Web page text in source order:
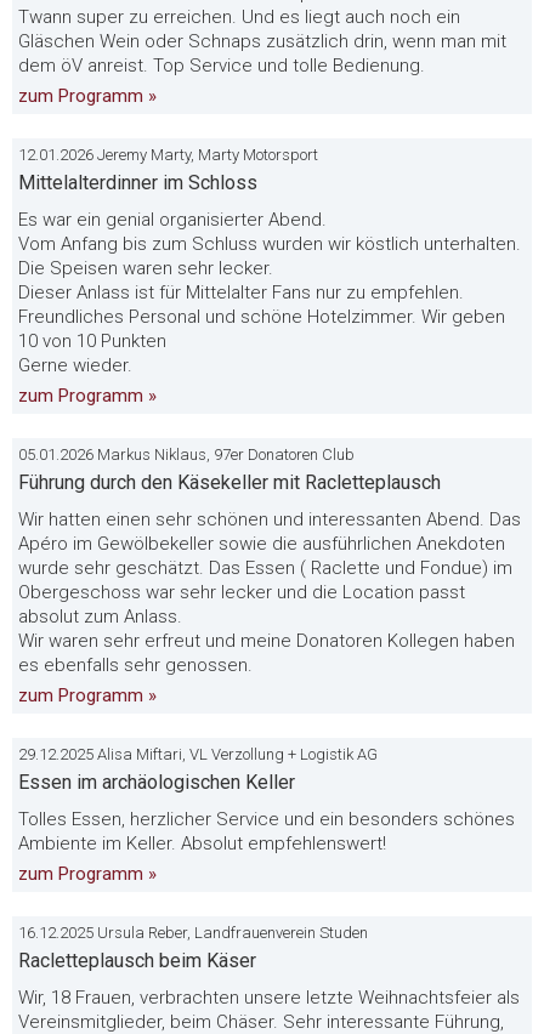
Twann super zu erreichen. Und es liegt auch noch ein
Gläschen Wein oder Schnaps zusätzlich drin, wenn man mit
dem öV anreist. Top Service und tolle Bedienung.
zum Programm »
12.01.2026 Jeremy Marty, Marty Motorsport
Mittelalterdinner im Schloss
Es war ein genial organisierter Abend.
Vom Anfang bis zum Schluss wurden wir köstlich unterhalten.
Die Speisen waren sehr lecker.
Dieser Anlass ist für Mittelalter Fans nur zu empfehlen.
Freundliches Personal und schöne Hotelzimmer. Wir geben
10 von 10 Punkten
Gerne wieder.
zum Programm »
05.01.2026 Markus Niklaus, 97er Donatoren Club
Führung durch den Käsekeller mit Racletteplausch
Wir hatten einen sehr schönen und interessanten Abend. Das
Apéro im Gewölbekeller sowie die ausführlichen Anekdoten
wurde sehr geschätzt. Das Essen ( Raclette und Fondue) im
Obergeschoss war sehr lecker und die Location passt
absolut zum Anlass.
Wir waren sehr erfreut und meine Donatoren Kollegen haben
es ebenfalls sehr genossen.
zum Programm »
29.12.2025 Alisa Miftari, VL Verzollung + Logistik AG
Essen im archäologischen Keller
Tolles Essen, herzlicher Service und ein besonders schönes
Ambiente im Keller. Absolut empfehlenswert!
zum Programm »
16.12.2025 Ursula Reber, Landfrauenverein Studen
Racletteplausch beim Käser
Wir, 18 Frauen, verbrachten unsere letzte Weihnachtsfeier als
Vereinsmitglieder, beim Chäser. Sehr interessante Führung,